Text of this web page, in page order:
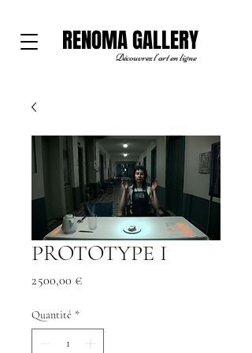
RENOMA GALLERY
Découvrez l'art en ligne
PROTOTYPE I
2 500,00 €Prix
Quantité *